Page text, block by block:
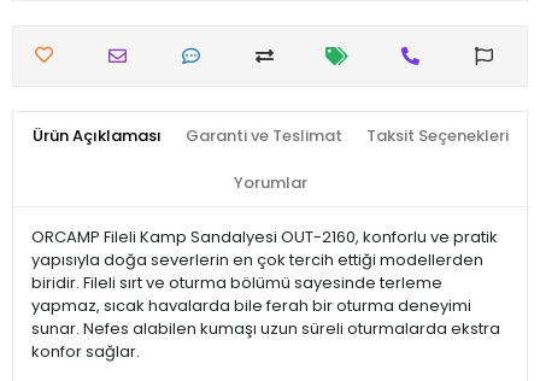
Ürün Açıklaması Garanti ve Teslimat Taksit Seçenekleri
Yorumlar
ORCAMP Fileli Kamp Sandalyesi OUT-2160, konforlu ve pratik
yapısıyla doğa severlerin en çok tercih ettiği modellerden
biridir. Fileli sırt ve oturma bölümü sayesinde terleme
yapmaz, sıcak havalarda bile ferah bir oturma deneyimi
sunar. Nefes alabilen kumaşı uzun süreli oturmalarda ekstra
konfor sağlar.